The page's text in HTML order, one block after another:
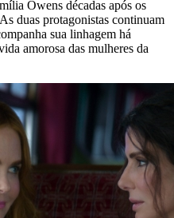
Owens décadas após os
duas protagonistas continuam
sua linhagem há
amorosa das mulheres da